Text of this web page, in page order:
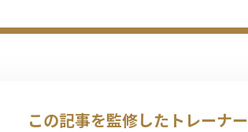
この記事を監修したトレーナー